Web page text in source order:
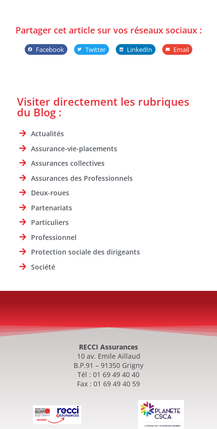
Partager cet article sur vos réseaux sociaux :
Facebook Twitter LinkedIn Email
Visiter directement les rubriques
du Blog :
Actualités
Assurance-vie-placements
Assurances collectives
Assurances des Professionnels
Deux-roues
Partenariats
Particuliers
Professionnel
Protection sociale des dirigeants
Société
RECCI Assurances
10 av. Emile Aillaud
B.P.91 – 91350 Grigny
Tél : 01 69 49 40 40
Fax : 01 69 49 40 59